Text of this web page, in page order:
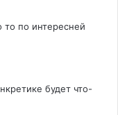
то по интересней
будет что-